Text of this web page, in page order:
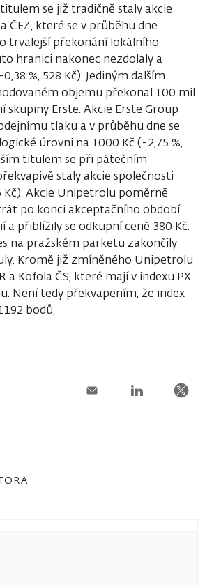
se již tradičně staly akcie
ČEZ, které se v průběhu dne
trvalejší překonání lokálního
hranici nakonec nezdolaly a
%, 528 Kč). Jediným dalším
objemu překonal 100 mil.
skupiny Erste. Akcie Erste Group
tlaku a v průběhu dne se
úrovni na 1000 Kč (-2,75 %,
titulem se při pátečním
staly akcie společnosti
Kč). Akcie Unipetrolu poměrně
po konci akceptačního období
a přiblížily se odkupní ceně 380 Kč.
na pražském parketu zakončily
Kromě již zmíněného Unipetrolu
a Kofola ČS, které mají v indexu PX
Není tedy překvapením, že index
bodů.